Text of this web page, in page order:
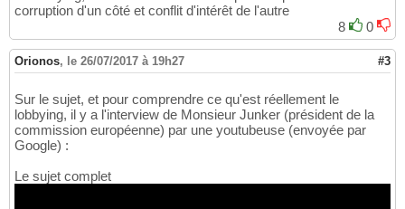
corruption d'un côté et conflit d'intérêt de l'autre
8
0
Orionos, le 26/07/2017 à 19h27 #3
Sur le sujet, et pour comprendre ce qu'est réellement le
lobbying, il y a l'interview de Monsieur Junker (président de la
commission européenne) par une youtubeuse (envoyée par
Google) :
Le sujet complet